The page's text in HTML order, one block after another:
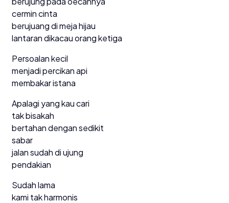
cermin cinta
berujuang di meja hijau
lantaran dikacau orang ketiga
Persoalan kecil
menjadi percikan api
membakar istana
Apalagi yang kau cari
tak bisakah
bertahan dengan sedikit
sabar
jalan sudah di ujung
pendakian
Sudah lama
kami tak harmonis